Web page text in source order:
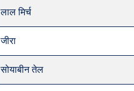
लाल मिर्च
जीरा
सोयाबीन तेल